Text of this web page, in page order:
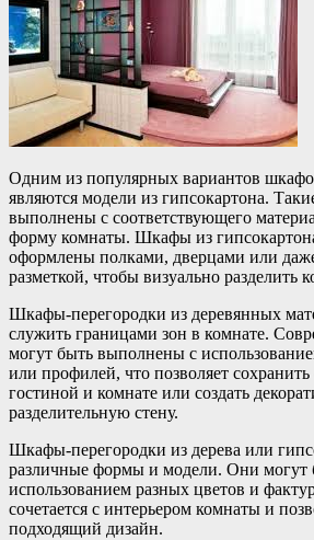
Одним из популярных вариантов
являются модели из гипсокартона.
выполнены с соответствующего
форму комнаты. Шкафы из
оформлены полками, дверцами или
разметкой, чтобы визуально разделить
Шкафы-перегородки из деревянных
служить границами зон в комнате.
могут быть выполнены с
или профилей, что позволяет
гостиной и комнате или создать
разделительную стену.
Шкафы-перегородки из дерева или
различные формы и модели. Они могут
использованием разных цветов и
сочетается с интерьером комнаты и
подходящий дизайн.